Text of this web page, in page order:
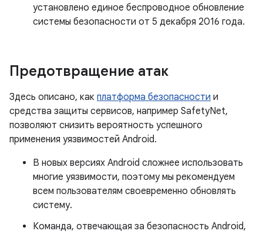
установлено единое беспроводное обновление
системы безопасности от 5 декабря 2016 года.
Предотвращение атак
Здесь описано, как платформа безопасности и
средства защиты сервисов, например SafetyNet,
позволяют снизить вероятность успешного
применения уязвимостей Android.
В новых версиях Android сложнее использовать
многие уязвимости, поэтому мы рекомендуем
всем пользователям своевременно обновлять
систему.
Команда, отвечающая за безопасность Android,